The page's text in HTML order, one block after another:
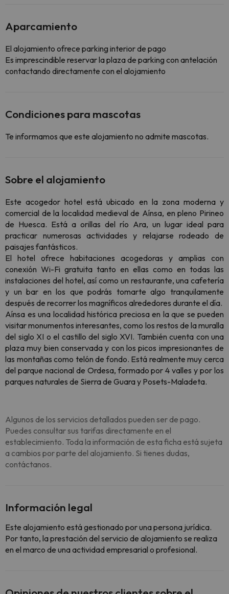
Aparcamiento
El alojamiento ofrece parking interior de pago
Es imprescindible reservar la plaza de parking con antelación
contactando directamente con el alojamiento
Condiciones para mascotas
Te informamos que este alojamiento no admite mascotas.
Sobre el alojamiento
Este acogedor hotel está ubicado en la zona moderna y
comercial de la localidad medieval de Aínsa, en pleno Pirineo
de Huesca. Está a orillas del río Ara, un lugar ideal para
practicar numerosas actividades y relajarse rodeado de
paisajes fantásticos.
El hotel ofrece habitaciones acogedoras y amplias con
conexión Wi-Fi gratuita tanto en ellas como en todas las
instalaciones del hotel, así como un restaurante, una cafetería
y un bar en los que podrás tomarte algo tranquilamente
después de recorrer los magníficos alrededores durante el día.
Aínsa es una localidad histórica preciosa en la que se pueden
visitar monumentos interesantes, como los restos de la muralla
del siglo XI o el castillo del siglo XVI. También cuenta con una
plaza muy bien conservada y con los picos impresionantes de
las montañas como telón de fondo. Está realmente muy cerca
del parque nacional de Ordesa, formado por 4 valles y por los
parques naturales de Sierra de Guara y Posets-Maladeta.
Algunos de los servicios detallados pueden ser de pago.
Puedes consultar sus tarifas directamente en el
establecimiento. Toda la información de esta ficha está sujeta
a cambios por parte del alojamiento. Si tienes dudas,
contáctanos.
Información legal
Este alojamiento está gestionado por una persona jurídica.
Por tanto, la prestación del servicio de alojamiento se realiza
en el marco de una actividad empresarial o profesional.